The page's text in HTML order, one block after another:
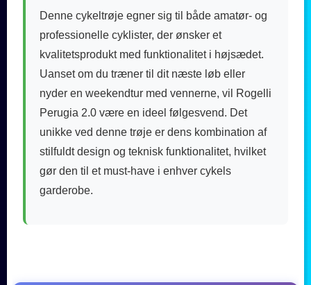
Denne cykeltrøje egner sig til både amatør- og
professionelle cyklister, der ønsker et
kvalitetsprodukt med funktionalitet i højsædet.
Uanset om du træner til dit næste løb eller
nyder en weekendtur med vennerne, vil Rogelli
Perugia 2.0 være en ideel følgesvend. Det
unikke ved denne trøje er dens kombination af
stilfuldt design og teknisk funktionalitet, hvilket
gør den til et must-have i enhver cykels
garderobe.